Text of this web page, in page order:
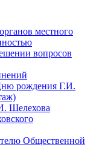
местного
вопросов
рождения Г.И.
Шелехова
Общественной